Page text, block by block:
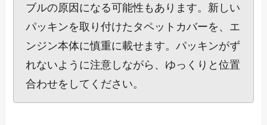
ブルの原因になる可能性もあります。新しい
パッキンを取り付けたタペットカバーを、エ
ンジン本体に慎重に載せます。パッキンがず
れないように注意しながら、ゆっくりと位置
合わせをしてください。